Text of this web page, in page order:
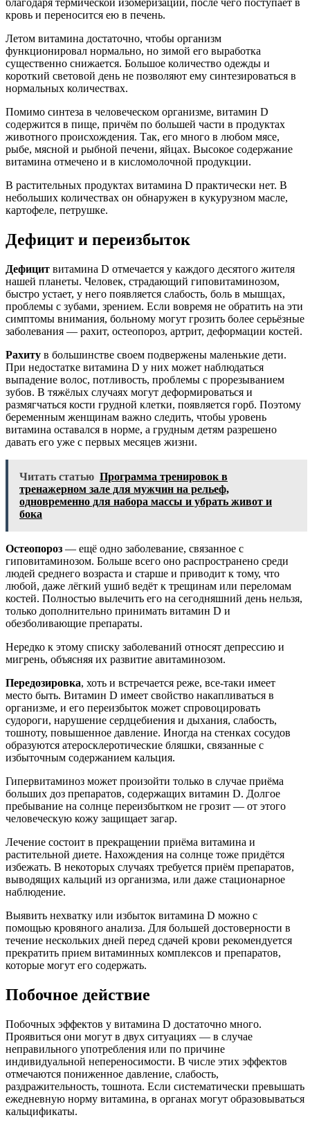
кровь и переносится ею в печень.
Летом витамина достаточно, чтобы организм
функционировал нормально, но зимой его выработка
существенно снижается. Большое количество одежды и
короткий световой день не позволяют ему синтезироваться в
нормальных количествах.
Помимо синтеза в человеческом организме, витамин D
содержится в пище, причём по большей части в продуктах
животного происхождения. Так, его много в любом мясе,
рыбе, мясной и рыбной печени, яйцах. Высокое содержание
витамина отмечено и в кисломолочной продукции.
В растительных продуктах витамина D практически нет. В
небольших количествах он обнаружен в кукурузном масле,
картофеле, петрушке.
Дефицит и переизбыток
Дефицит витамина D отмечается у каждого десятого жителя
нашей планеты. Человек, страдающий гиповитаминозом,
быстро устает, у него появляется слабость, боль в мышцах,
проблемы с зубами, зрением. Если вовремя не обратить на эти
симптомы внимания, больному могут грозить более серьёзные
заболевания — рахит, остеопороз, артрит, деформации костей.
Рахиту в большинстве своем подвержены маленькие дети.
При недостатке витамина D у них может наблюдаться
выпадение волос, потливость, проблемы с прорезыванием
зубов. В тяжёлых случаях могут деформироваться и
размягчаться кости грудной клетки, появляется горб. Поэтому
беременным женщинам важно следить, чтобы уровень
витамина оставался в норме, а грудным детям разрешено
давать его уже с первых месяцев жизни.
Читать статью Программа тренировок в
тренажерном зале для мужчин на рельеф,
одновременно для набора массы и убрать живот и
бока
Остеопороз — ещё одно заболевание, связанное с
гиповитаминозом. Больше всего оно распространено среди
людей среднего возраста и старше и приводит к тому, что
любой, даже лёгкий ушиб ведёт к трещинам или переломам
костей. Полностью вылечить его на сегодняшний день нельзя,
только дополнительно принимать витамин D и
обезболивающие препараты.
Нередко к этому списку заболеваний относят депрессию и
мигрень, объясняя их развитие авитаминозом.
Передозировка, хоть и встречается реже, все-таки имеет
место быть. Витамин D имеет свойство накапливаться в
организме, и его переизбыток может спровоцировать
судороги, нарушение сердцебиения и дыхания, слабость,
тошноту, повышенное давление. Иногда на стенках сосудов
образуются атеросклеротические бляшки, связанные с
избыточным содержанием кальция.
Гипервитаминоз может произойти только в случае приёма
больших доз препаратов, содержащих витамин D. Долгое
пребывание на солнце переизбытком не грозит — от этого
человеческую кожу защищает загар.
Лечение состоит в прекращении приёма витамина и
растительной диете. Нахождения на солнце тоже придётся
избежать. В некоторых случаях требуется приём препаратов,
выводящих кальций из организма, или даже стационарное
наблюдение.
Выявить нехватку или избыток витамина D можно с
помощью кровяного анализа. Для большей достоверности в
течение нескольких дней перед сдачей крови рекомендуется
прекратить прием витаминных комплексов и препаратов,
которые могут его содержать.
Побочное действие
Побочных эффектов у витамина D достаточно много.
Проявиться они могут в двух ситуациях — в случае
неправильного употребления или по причине
индивидуальной непереносимости. В числе этих эффектов
отмечаются пониженное давление, слабость,
раздражительность, тошнота. Если систематически превышать
ежедневную норму витамина, в органах могут образовываться
кальцификаты.